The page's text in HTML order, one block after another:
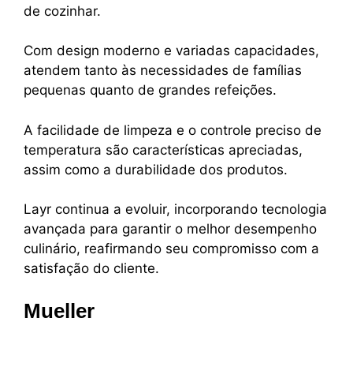
de cozinhar.
Com design moderno e variadas capacidades,
atendem tanto às necessidades de famílias
pequenas quanto de grandes refeições.
A facilidade de limpeza e o controle preciso de
temperatura são características apreciadas,
assim como a durabilidade dos produtos.
Layr continua a evoluir, incorporando tecnologia
avançada para garantir o melhor desempenho
culinário, reafirmando seu compromisso com a
satisfação do cliente.
Mueller